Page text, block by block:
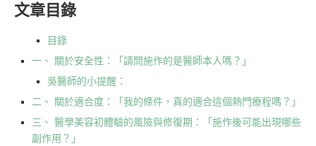
文章目錄
目錄
一、 關於安全性：「請問施作的是醫師本人嗎？」
吳醫師的小提醒：
二、 關於適合度：「我的條件，真的適合這個熱門療程嗎？」
三、 醫學美容初體驗的風險與修復期：「施作後可能出現哪些
副作用？」